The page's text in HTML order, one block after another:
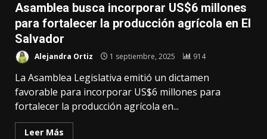
Asamblea busca incorporar US$6 millones
para fortalecer la producción agrícola en El
Salvador
Alejandra Ortiz 1 septiembre, 2025 914
La Asamblea Legislativa emitió un dictamen
favorable para incorporar US$6 millones para
fortalecer la producción agrícola en...
Leer Más